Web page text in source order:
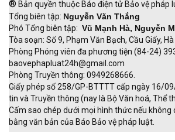
® Bản quyền thuộc Báo điện tử Bảo vệ pháp
Tổng biên tập: Nguyễn Văn Thắng
Phó Tổng biên tập: Vũ Mạnh Hà, Nguyễn
Tòa soạn: Số 9, Phạm Văn Bạch, Cầu Giấy, Hà
Phòng Phóng viên đa phương tiện (84-24)
baovephapluat24h@gmail.com
Phòng Truyền thông: 0949268666.
Giấy phép số 258/GP-BTTTT cấp ngày 16/
tin và Truyền thông (nay là Bộ Văn hoá, Thể
Cấm sao chép dưới mọi hình thức nếu không
bằng văn bản của Báo Bảo vệ pháp luật.